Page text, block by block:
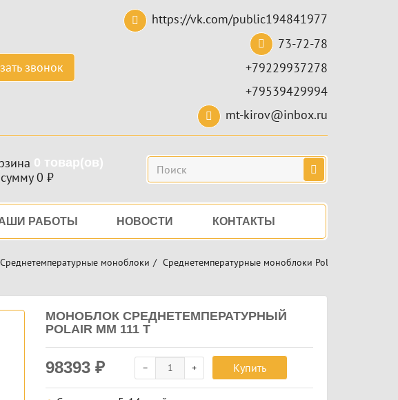
звонок
https://vk.com/public194841977
73-72-78
+79229937278
+79539429994
mt-kirov@inbox.ru
0 товар(ов)
0 ₽
Поиск
РАБОТЫ НОВОСТИ КОНТАКТЫ
Среднетемпературные моноблоки Среднетемпературные моноблоки Polair
МОНОБЛОК СРЕДНЕТЕМПЕРАТУРНЫЙ
POLAIR MM 111 T
98393₽ Купить